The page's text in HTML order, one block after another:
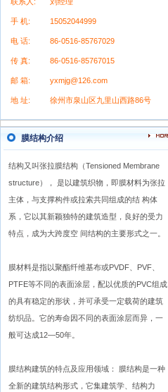
手 机: 15052044999
电 话: 86-0516-85767029
传 真: 86-0516-85767015
邮 箱: yxmjg@126.com
地 址: 徐州市泉山区九里山西路86号
膜结构介绍
结构又叫张拉膜结构（Tensioned Membrane
structure）， 是以建筑织物，即膜材料为张拉
主体，与支撑构件或拉索共同组成的结 构体
系，它以其新颖独特的建筑造型，良好的受力
特点，成为大跨度空 间结构的主要形式之一。
膜材料是指以聚酯纤维基布或PVDF、PVF、
PTFE等不同的表面涂层，配以优质的PVC组成
的具有稳定的形状，并可承受一定载荷的建筑
纺织品。它的寿命因不同的表面涂层而异，一
般可达成12—50年。
膜结构建筑的特点及应用领域： 膜结构是一种
全新的建筑结构形式，它集建筑学、结构力